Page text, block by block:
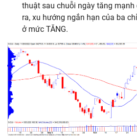
thuật sau chuỗi ngày tăng mạnh
ra, xu hướng ngắn hạn của ba
ở mức TĂNG.